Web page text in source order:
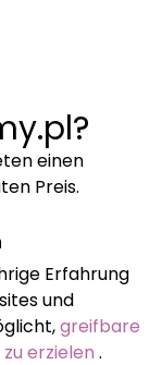
einen
Preis.
Erfahrung
und
greifbare
zu erzielen .